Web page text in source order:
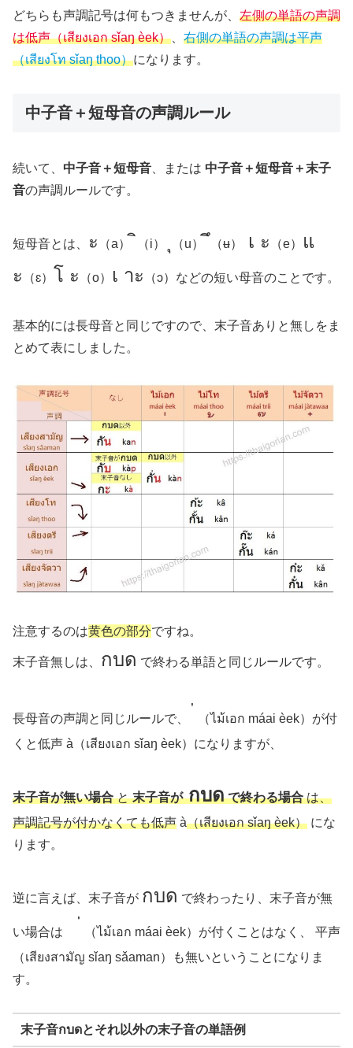
どちらも声調記号は何もつきませんが、 左側の単語の声調
は低声（เสียงเอก sǐaŋ èek）
右側の単語の声調は平声
（เสียงโท sǐaŋ thoo）になります。
中子音＋短母音の声調ルール
続いて、 中子音＋短母音、または 中子音＋短母音＋末子
音の声調ルールです。
短母音とは、 ะ （a） ิ （i） （u） ึ （ʉ） เ ะ （e）
แ
ะ
（ɛ） โ ะ （o） เ าะ （ɔ）などの短い母音のことです。
基本的には長母音と同じですので、末子音ありと無しをま
とめて表にしました。
注意するのは黄色の部分ですね。
末子音無しは、 กบด で終わる単語と同じルールです。
長母音の声調と同じルールで、
（ไม้เอก máai èek）が付
くと低声 à（เสียงเอก sǐaŋ èek）になりますが、
末子音が無い場合と末子音がกบดで終わる場合は、
声調記号が付かなくても低声 à（เสียงเอก sǐaŋ èek） にな
ります。
逆に言えば、末子音が กบด で終わったり、末子音が無
い場合は
（ไม้เอก máai èek）が付くことはなく、 平声
（เสียงสามัญ sǐaŋ sǎaman）も無いということになりま
す。
末子音กบดとそれ以外の末子音の単語例